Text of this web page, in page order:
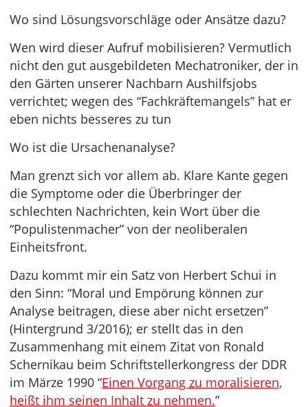
Wo sind Lösungsvorschläge oder Ansätze dazu?
Wen wird dieser Aufruf mobilisieren? Vermutlich
nicht den gut ausgebildeten Mechatroniker, der in
den Gärten unserer Nachbarn Aushilfsjobs
verrichtet; wegen des “Fachkräftemangels” hat er
eben nichts besseres zu tun
Wo ist die Ursachenanalyse?
Man grenzt sich vor allem ab. Klare Kante gegen
die Symptome oder die Überbringer der
schlechten Nachrichten, kein Wort über die
“Populistenmacher” von der neoliberalen
Einheitsfront.
Dazu kommt mir ein Satz von Herbert Schui in
den Sinn: “Moral und Empörung können zur
Analyse beitragen, diese aber nicht ersetzen”
(Hintergrund 3/2016); er stellt das in den
Zusammenhang mit einem Zitat von Ronald
Schernikau beim Schriftstellerkongress der DDR
im Märze 1990 “Einen Vorgang zu moralisieren,
heißt ihm seinen Inhalt zu nehmen.”